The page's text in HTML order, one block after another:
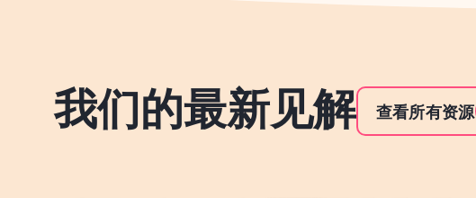
我们的最新见解 查看所有资源